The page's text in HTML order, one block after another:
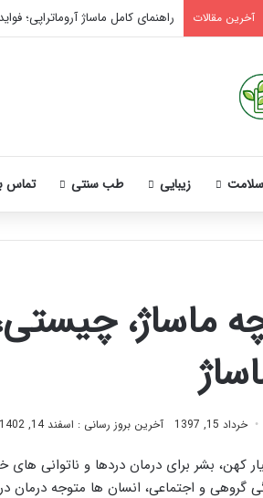
آخرین مقالات راهنمای کامل ماساژ آروماتراپی؛
سلامت زیبایی طب سنتی تماس
ماساژ،
خرداد 15, 1397 آخرین بروز رسانی : اسفند 14, 1402
کهن، بشر برای درمان دردها و ناتوانی
گروهی و اجتماعی، انسان ها متوجه درمان
نحوه
تزریق
بایدها
و
تیر 28, 1404
نحوه ماساژ صورت بعد از